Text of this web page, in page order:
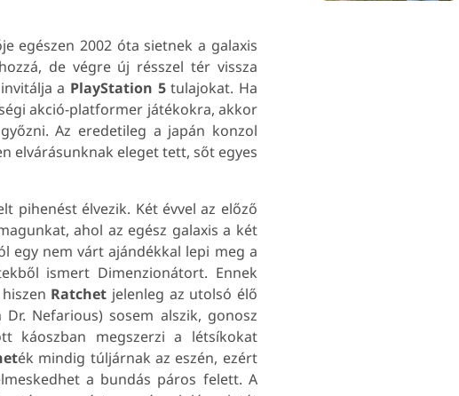
egészen 2002 óta sietnek a galaxis
de végre új résszel tér vissza
a PlayStation 5tulajokat. Ha
akció-platformer játékokra, akkor
Az eredetileg a japán konzol
elvárásunknak eleget tett, sőt egyes
pihenést élvezik. Két évvel az előző
ahol az egész galaxis a két
egy nem várt ajándékkal lepi meg a
ismert Dimenzionátort. Ennek
Ratchet jelenleg az utolsó élő
Nefarious) sosem alszik, gonosz
káoszban megszerzi a létsíkokat
ék mindig túljárnak az eszén, ezért
a bundás páros felett. A